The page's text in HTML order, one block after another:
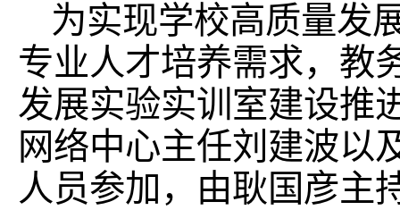
为实现学校高质量发
专业人才培养需求，教
发展实验实训室建设推
网络中心主任刘建波以
人员参加，由耿国彦主